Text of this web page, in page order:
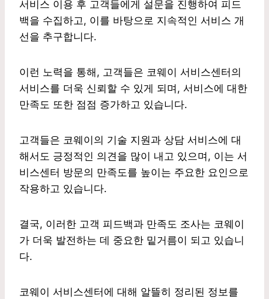
서비스 이용 후 고객들에게 설문을 진행하여 피드
백을 수집하고, 이를 바탕으로 지속적인 서비스 개
선을 추구합니다.
이런 노력을 통해, 고객들은 코웨이 서비스센터의
서비스를 더욱 신뢰할 수 있게 되며, 서비스에 대한
만족도 또한 점점 증가하고 있습니다.
고객들은 코웨이의 기술 지원과 상담 서비스에 대
해서도 긍정적인 의견을 많이 내고 있으며, 이는 서
비스센터 방문의 만족도를 높이는 주요한 요인으로
작용하고 있습니다.
결국, 이러한 고객 피드백과 만족도 조사는 코웨이
가 더욱 발전하는 데 중요한 밑거름이 되고 있습니
다.
코웨이 서비스센터에 대해 알뜰히 정리된 정보를